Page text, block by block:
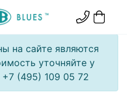
на сайте являются
уточняйте у
(495) 109 05 72